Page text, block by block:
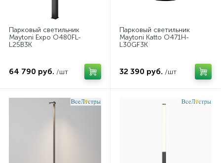
Парковый светильник
Maytoni Expo O480FL-
L25B3K
64 790 руб. /шт
Парковый светильник
Maytoni Katto O471H-
L30GF3K
32 390 руб. /шт